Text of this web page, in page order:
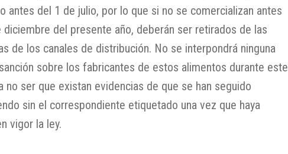
antes del 1 de julio, por lo que si no se comercializan antes
diciembre del presente año, deberán ser retirados de las
de los canales de distribución. No se interpondrá ninguna
sobre los fabricantes de estos alimentos durante este
no ser que existan evidencias de que se han seguido
sin el correspondiente etiquetado una vez que haya
vigor la ley.